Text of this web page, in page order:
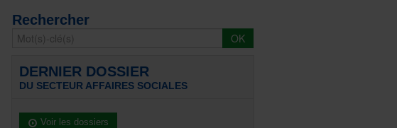
Rechercher
DERNIER DOSSIER
DU SECTEUR AFFAIRES SOCIALES
Voir les dossiers